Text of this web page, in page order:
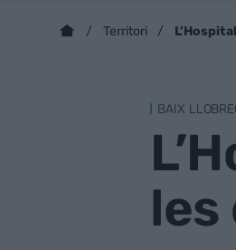
Territori
BAIX
les